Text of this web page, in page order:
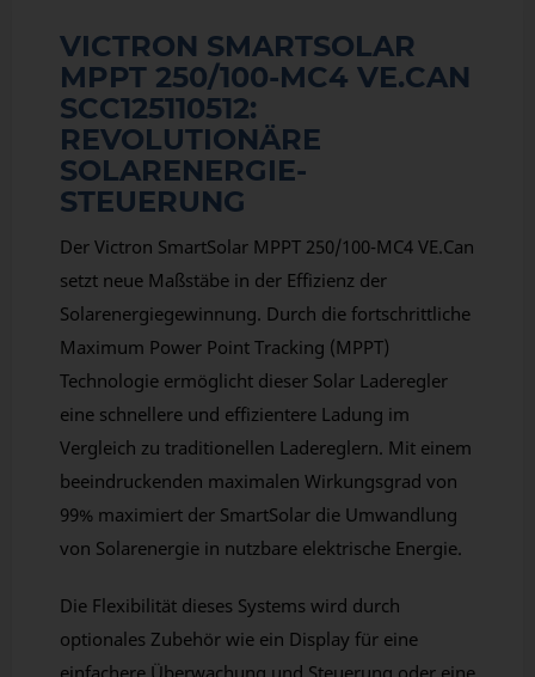
VICTRON SMARTSOLAR
MPPT 250/100-MC4 VE.CAN
SCC125110512:
REVOLUTIONÄRE
SOLARENERGIE-
STEUERUNG
Der Victron SmartSolar MPPT 250/100-MC4 VE.Can
setzt neue Maßstäbe in der Effizienz der
Solarenergiegewinnung. Durch die fortschrittliche
Maximum Power Point Tracking (MPPT)
Technologie ermöglicht dieser Solar Laderegler
eine schnellere und effizientere Ladung im
Vergleich zu traditionellen Ladereglern. Mit einem
beeindruckenden maximalen Wirkungsgrad von
99% maximiert der SmartSolar die Umwandlung
von Solarenergie in nutzbare elektrische Energie.
Die Flexibilität dieses Systems wird durch
optionales Zubehör wie ein Display für eine
einfachere Überwachung und Steuerung oder eine